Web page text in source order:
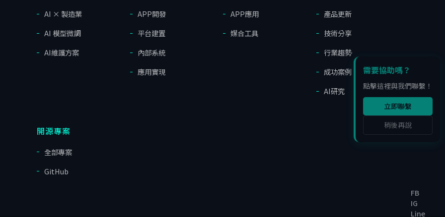
AI × 製造業
AI 模型微調
AI維護方案
APP開發
平台建置
內部系統
應用實現
APP應用
媒合工具
產品更新
技術分享
行業趨勢
成功案例
AI研究
開源專案
全部專案
GitHub
FB
IG
Line
需要協助嗎？
點擊這裡與我們聯繫！
立即聯繫
稍後再說